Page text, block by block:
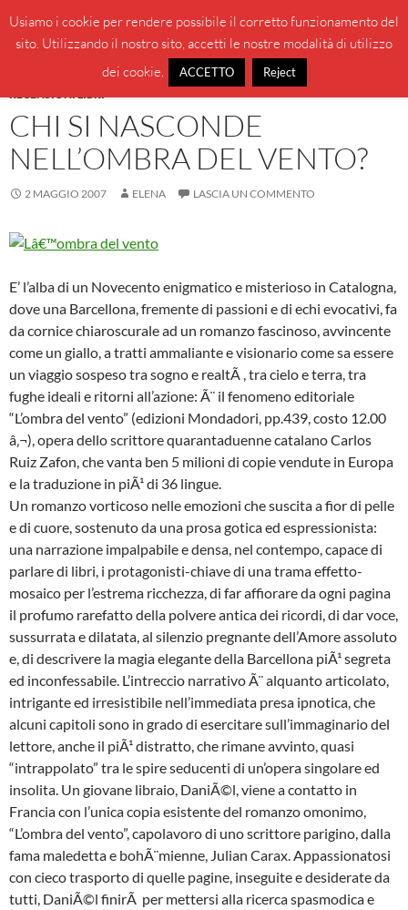
contenuto
BeppeBlog
MENU
RECENSIONI LIBRI
CHI SI NASCONDE
NELL’OMBRA DEL VENTO?
2 MAGGIO 2007 ELENA LASCIA UN COMMENTO
E’ l’alba di un Novecento enigmatico e misterioso in Catalogna,
dove una Barcellona, fremente di passioni e di echi evocativi, fa
da cornice chiaroscurale ad un romanzo fascinoso, avvincente
come un giallo, a tratti ammaliante e visionario come sa essere
un viaggio sospeso tra sogno e realtÃ , tra cielo e terra, tra
fughe ideali e ritorni all’azione: Ã¨ il fenomeno editoriale
“L’ombra del vento” (edizioni Mondadori, pp.439, costo 12.00
â‚¬), opera dello scrittore quarantaduenne catalano Carlos
Ruiz Zafon, che vanta ben 5 milioni di copie vendute in Europa
e la traduzione in piÃ¹ di 36 lingue.
Un romanzo vorticoso nelle emozioni che suscita a fior di pelle
e di cuore, sostenuto da una prosa gotica ed espressionista:
una narrazione impalpabile e densa, nel contempo, capace di
parlare di libri, i protagonisti-chiave di una trama effetto-
mosaico per l’estrema ricchezza, di far affiorare da ogni pagina
il profumo rarefatto della polvere antica dei ricordi, di dar voce,
sussurrata e dilatata, al silenzio pregnante dell’Amore assoluto
e, di descrivere la magia elegante della Barcellona piÃ¹ segreta
ed inconfessabile. L’intreccio narrativo Ã¨ alquanto articolato,
intrigante ed irresistibile nell’immediata presa ipnotica, che
alcuni capitoli sono in grado di esercitare sull’immaginario del
lettore, anche il piÃ¹ distratto, che rimane avvinto, quasi
“intrappolato” tra le spire seducenti di un’opera singolare ed
insolita. Un giovane libraio, DaniÃ©l, viene a contatto in
Francia con l’unica copia esistente del romanzo omonimo,
“L’ombra del vento”, capolavoro di uno scrittore parigino, dalla
fama maledetta e bohÃ¨mienne, Julian Carax. Appassionatosi
con cieco trasporto di quelle pagine, inseguite e desiderate da
tutti, DaniÃ©l finirÃ per mettersi alla ricerca spasmodica e
Usiamo i cookie per rendere possibile il corretto funzionamento del
sito. Utilizzando il nostro sito, accetti le nostre modalità di utilizzo
dei cookie.
ACCETTO Reject